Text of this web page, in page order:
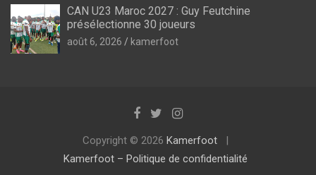
CAN U23 Maroc 2027 : Guy Feutchine
présélectionne 30 joueurs
août 6, 2026 kamerfoot
Copyright © 2026 Kamerfoot
Kamerfoot – Politique de confidentialité